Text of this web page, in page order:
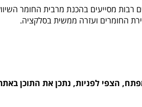
רבות מסייעים בהכנת מרבית החומר
החומרים ועזרה ממשית בסלקציה.
הצפי לפניות, נתכן את התוכן